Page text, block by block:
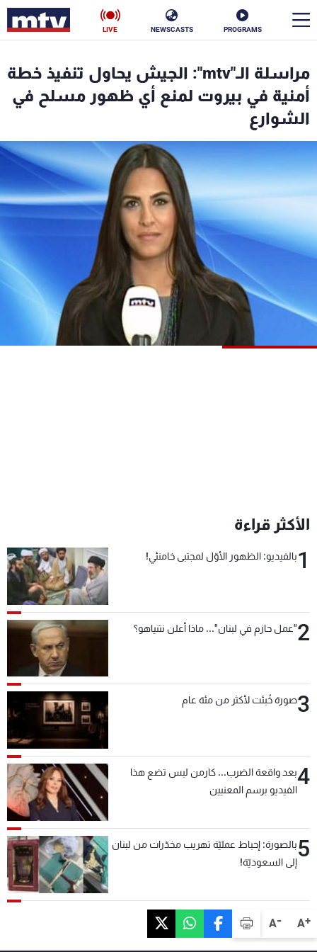
PROGRAMS
NEWSCASTS
LIVE
A+
A-
مراسلة الـ"mtv": الجيش يحاول تنفيذ خطة
أمنية في بيروت لمنع أي ظهور مسلح في
الشوارع
الأكثر قراءة
1بالفيديو: الظهور الأوّل لمجتبى خامنئي!
2"عمل حازم في لبنان"... ماذا أعلن نتنياهو؟
3صورة خُبئت لأكثر من مئة عام
4بعد واقعة الضرب... كارمن لبس تضع هذا
الفيديو برسم المعنيين
5بالصورة: إحباط عمليّة تهريب مخدّرات من لبنان
إلى السعوديّة!
الأخبار
سياسة
إقتصاد فن
منوعات رياضة
كأس العالم
البرامج
جدول البرامج
شاهد البرامج
الترددات